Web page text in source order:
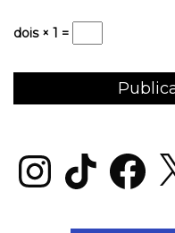
dois × 1 =
InstagramTikTok Facebook
X